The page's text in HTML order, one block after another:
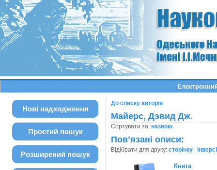
Нові надходження
Простий пошук
Розширений пошук
До списку авторів
Майерс, Дэвид Дж.
Сортувати за: назвою
Пов’язані описи:
Відібрати для друку: сторінку|
Книга